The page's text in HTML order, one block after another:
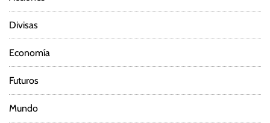
Divisas
Economía
Futuros
Mundo